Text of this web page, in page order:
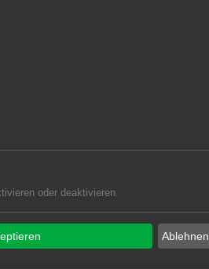
oder deaktivieren.
Ablehnen